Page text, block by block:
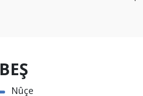
BEŞ
Nûçe